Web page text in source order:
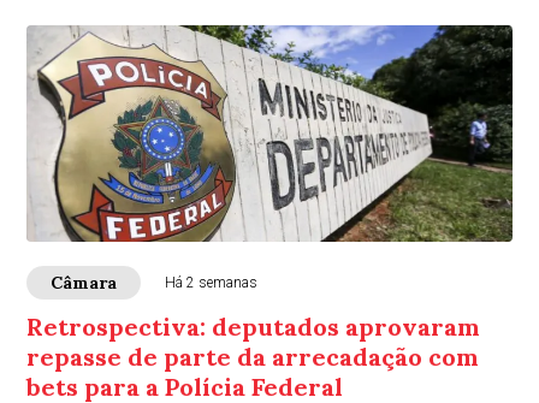
Câmara Há 2 semanas
Retrospectiva: deputados aprovaram
repasse de parte da arrecadação com
bets para a Polícia Federal